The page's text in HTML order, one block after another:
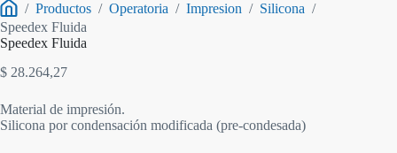
Inicio
/ Productos / Operatoria / Impresion / Silicona /
Speedex Fluida
Speedex Fluida
$ 28.264,27
Material de impresión.
Silicona por condensación modificada (pre-condesada)